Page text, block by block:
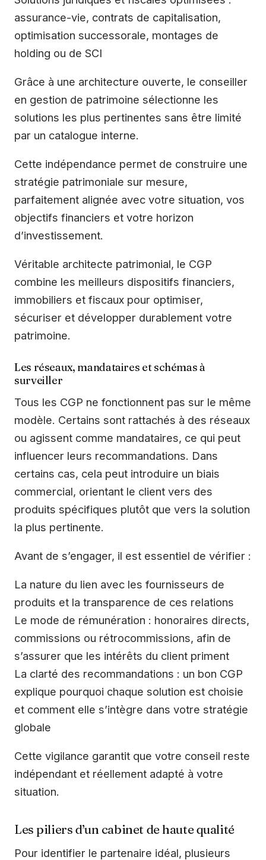
assurance-vie, contrats de capitalisation,
optimisation successorale, montages de
holding ou de SCI
Grâce à une architecture ouverte, le conseiller
en gestion de patrimoine sélectionne les
solutions les plus pertinentes sans être limité
par un catalogue interne.
Cette indépendance permet de construire une
stratégie patrimoniale sur mesure,
parfaitement alignée avec votre situation, vos
objectifs financiers et votre horizon
d’investissement.
Véritable architecte patrimonial, le CGP
combine les meilleurs dispositifs financiers,
immobiliers et fiscaux pour optimiser,
sécuriser et développer durablement votre
patrimoine.
Les réseaux, mandataires et schémas à
surveiller
Tous les CGP ne fonctionnent pas sur le même
modèle. Certains sont rattachés à des réseaux
ou agissent comme mandataires, ce qui peut
influencer leurs recommandations. Dans
certains cas, cela peut introduire un biais
commercial, orientant le client vers des
produits spécifiques plutôt que vers la solution
la plus pertinente.
Avant de s’engager, il est essentiel de vérifier :
La nature du lien avec les fournisseurs de
produits et la transparence de ces relations
Le mode de rémunération : honoraires directs,
commissions ou rétrocommissions, afin de
s’assurer que les intérêts du client priment
La clarté des recommandations : un bon CGP
explique pourquoi chaque solution est choisie
et comment elle s’intègre dans votre stratégie
globale
Cette vigilance garantit que votre conseil reste
indépendant et réellement adapté à votre
situation.
Les piliers d’un cabinet de haute qualité
Pour identifier le partenaire idéal, plusieurs